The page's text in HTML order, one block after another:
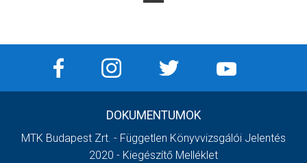
DOKUMENTUMOK
MTK Budapest Zrt. - Független Könyvvizsgálói Jelentés
2020 - Kiegészítő Melléklet